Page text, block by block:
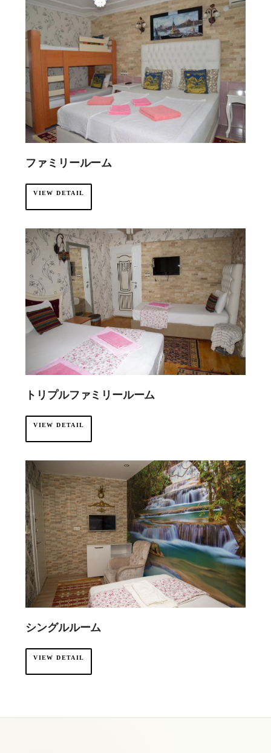
ファミリールーム
VIEW DETAIL
トリプルファミリールーム
VIEW DETAIL
シングルルーム
VIEW DETAIL